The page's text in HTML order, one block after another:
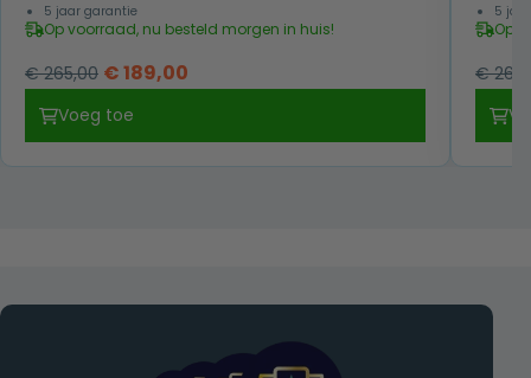
5 jaar garantie
Op voorraad, nu besteld morgen in huis!
€265,00 Oorspronkelijke
€ 265,00.
€189,00
€ 189,00.
Voeg toe
5
Op
€